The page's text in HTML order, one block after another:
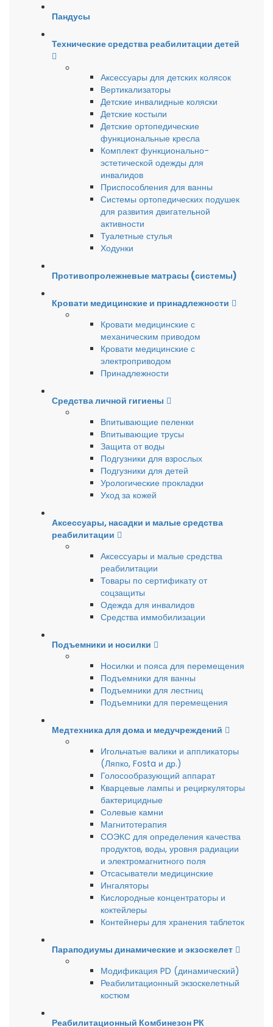
Пандусы
Технические средства реабилитации детей
Аксессуары для детских колясок
Вертикализаторы
Детские инвалидные коляски
Детские костыли
Детские ортопедические
функциональные кресла
Комплект функционально-
эстетической одежды для
инвалидов
Приспособления для ванны
Системы ортопедических подушек
для развития двигательной
активности
Туалетные стулья
Ходунки
Противопролежневые матрасы (системы)
Кровати медицинские и принадлежности
Кровати медицинские с
механическим приводом
Кровати медицинские с
электроприводом
Принадлежности
Средства личной гигиены
Впитывающие пеленки
Впитывающие трусы
Защита от воды
Подгузники для взрослых
Подгузники для детей
Урологические прокладки
Уход за кожей
Аксессуары, насадки и малые средства
реабилитации
Аксессуары и малые средства
реабилитации
Товары по сертификату от
соцзащиты
Одежда для инвалидов
Средства иммобилизации
Подъемники и носилки
Носилки и пояса для перемещения
Подъемники для ванны
Подъемники для лестниц
Подъемники для перемещения
Медтехника для дома и медучреждений
Игольчатые валики и аппликаторы
(Ляпко, Fosta и др.)
Голосообразующий аппарат
Кварцевые лампы и рециркуляторы
бактерицидные
Солевые камни
Магнитотерапия
СОЭКС для определения качества
продуктов, воды, уровня радиации
и электромагнитного поля
Отсасыватели медицинские
Ингаляторы
Кислородные концентраторы и
коктейлеры
Контейнеры для хранения таблеток
Параподиумы динамические и экзоскелет
Модификация PD (динамический)
Реабилитационный экзоскелетный
костюм
Реабилитационный Комбинезон РК